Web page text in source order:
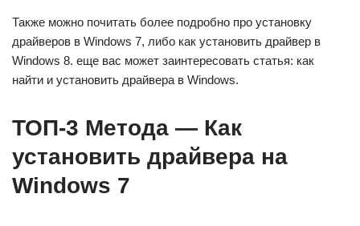
Также можно почитать более подробно про установку
драйверов в Windows 7, либо как установить драйвер в
Windows 8. еще вас может заинтересовать статья: как
найти и установить драйвера в Windows.
ТОП-3 Метода — Как
установить драйвера на
Windows 7